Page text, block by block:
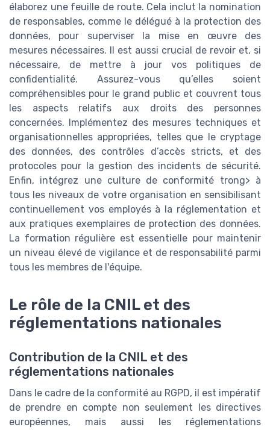
élaborez une feuille de route. Cela inclut la nomination
de responsables, comme le délégué à la protection des
données, pour superviser la mise en œuvre des
mesures nécessaires. Il est aussi crucial de revoir et, si
nécessaire, de mettre à jour vos politiques de
confidentialité. Assurez-vous qu’elles soient
compréhensibles pour le grand public et couvrent tous
les aspects relatifs aux droits des personnes
concernées. Implémentez des mesures techniques et
organisationnelles appropriées, telles que le cryptage
des données, des contrôles d’accès stricts, et des
protocoles pour la gestion des incidents de sécurité.
Enfin, intégrez une culture de conformité trong> à
tous les niveaux de votre organisation en sensibilisant
continuellement vos employés à la réglementation et
aux pratiques exemplaires de protection des données.
La formation régulière est essentielle pour maintenir
un niveau élevé de vigilance et de responsabilité parmi
tous les membres de l'équipe.
Le rôle de la CNIL et des
réglementations nationales
Contribution de la CNIL et des
réglementations nationales
Dans le cadre de la conformité au RGPD, il est impératif
de prendre en compte non seulement les directives
européennes, mais aussi les réglementations